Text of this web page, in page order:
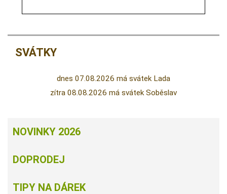
SVÁTKY
dnes 07.08.2026 má svátek Lada
zítra 08.08.2026 má svátek Soběslav
NOVINKY 2026
DOPRODEJ
TIPY NA DÁREK